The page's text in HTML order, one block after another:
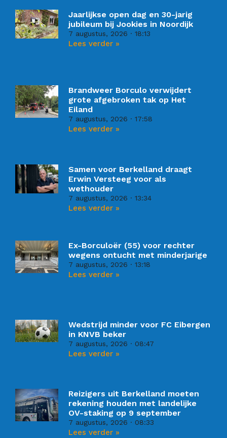
Jaarlijkse open dag en 30-jarig
jubileum bij Jookies in Noordijk
7 augustus, 2026 18:13
Lees verder »
Brandweer Borculo verwijdert
grote afgebroken tak op Het
Eiland
7 augustus, 2026 17:58
Lees verder »
Samen voor Berkelland draagt
Erwin Versteeg voor als
wethouder
7 augustus, 2026 13:34
Lees verder »
Ex-Borculoër (55) voor rechter
wegens ontucht met minderjarige
7 augustus, 2026 13:18
Lees verder »
Wedstrijd minder voor FC Eibergen
in KNVB beker
7 augustus, 2026 08:47
Lees verder »
Reizigers uit Berkelland moeten
rekening houden met landelijke
OV-staking op 9 september
7 augustus, 2026 08:33
Lees verder »